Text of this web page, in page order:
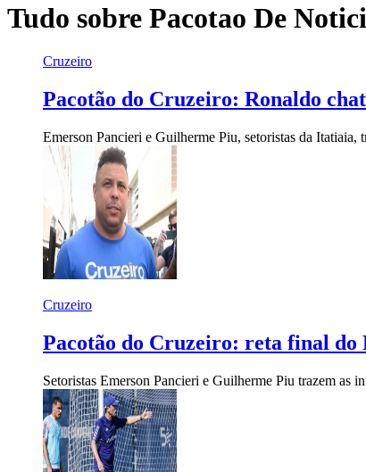
Tudo sobre Pacotao De
Cruzeiro
Pacotão do Cruzeiro: Ronaldo
Emerson Pancieri e Guilherme Piu, setoristas da
Cruzeiro
Pacotão do Cruzeiro: reta final
Setoristas Emerson Pancieri e Guilherme Piu trazem as